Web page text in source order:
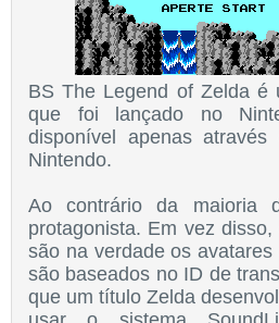
BS The Legend of Zelda é
que foi lançado no
disponível apenas
Nintendo.
Ao contrário da
protagonista. Em vez
são na verdade os
são baseados no ID de
que um título Zelda